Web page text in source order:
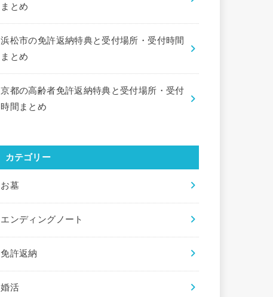
まとめ
浜松市の免許返納特典と受付場所・受付時間
まとめ
京都の高齢者免許返納特典と受付場所・受付
時間まとめ
カテゴリー
お墓
エンディングノート
免許返納
婚活